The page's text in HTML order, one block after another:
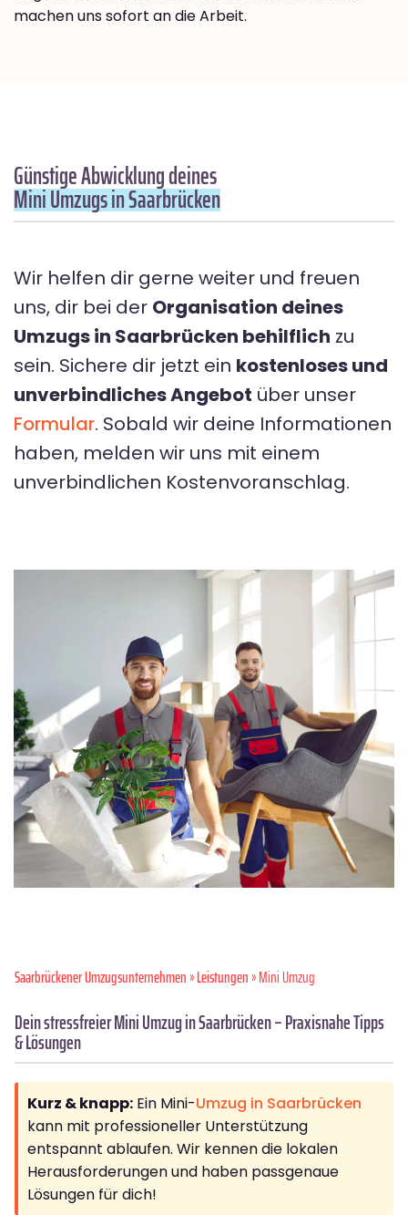
machen uns sofort an die Arbeit.
Günstige Abwicklung deines
Mini Umzugs in Saarbrücken
Wir helfen dir gerne weiter und freuen
uns, dir bei der Organisation deines
Umzugs in Saarbrücken behilflich zu
sein. Sichere dir jetzt ein kostenloses und
unverbindliches Angebot über unser
Formular. Sobald wir deine Informationen
haben, melden wir uns mit einem
unverbindlichen Kostenvoranschlag.
Saarbrückener Umzugsunternehmen»Leistungen» Mini Umzug
Dein stressfreier Mini Umzug in Saarbrücken – Praxisnahe Tipps
& Lösungen
Kurz & knapp: Ein Mini-Umzug in Saarbrücken
kann mit professioneller Unterstützung
entspannt ablaufen. Wir kennen die lokalen
Herausforderungen und haben passgenaue
Lösungen für dich!